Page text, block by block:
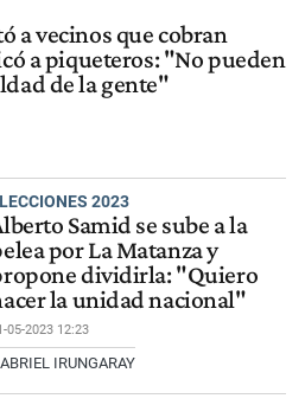
a vecinos que cobran
a piqueteros: "No pueden
de la gente"
2023
Samid se sube a la
por La Matanza y
dividirla: "Quiero
la unidad nacional"
05-2023 12:23
IRUNGARAY